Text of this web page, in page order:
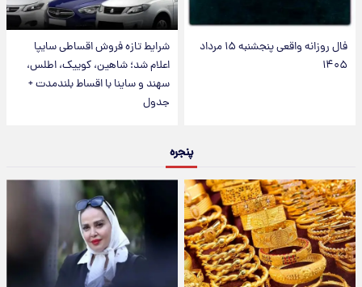
فال روزانه واقعی پنجشنبه ۱۵ مرداد
۱۴۰۵
شرایط تازه فروش اقساطی سایپا
اعلام شد؛ شاهین، کوییک، اطلس،
سهند و ساینا با اقساط بلندمدت +
جدول
پنجره